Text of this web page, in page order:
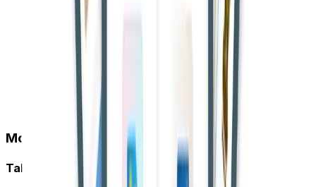
Mobile App
Take CourtBook Everywhere